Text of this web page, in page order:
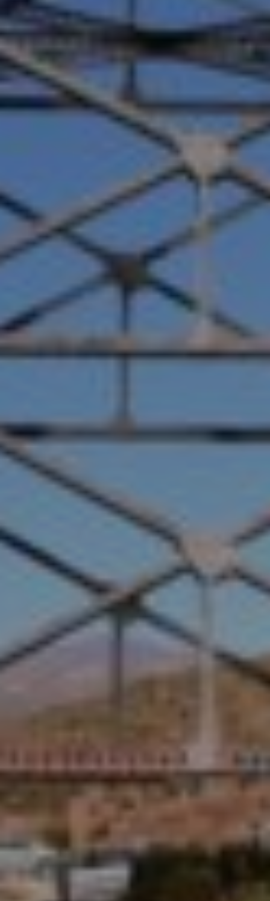
NATURALEZA EN SALTA